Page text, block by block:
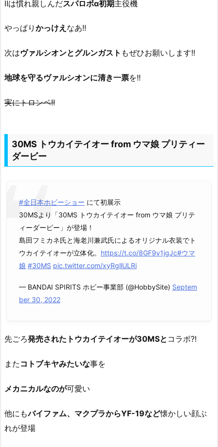
Ⅱは慣れ親しんだスパロボα初期主役機
やっぱり かっけえ なあ!!
次はヴァルシオンとグルンガスト もぜひお願いします!!
地球を守るヴァルシオンに清き一票を!!
実にトロンベ!!
30MS トウカイテイオー from ウマ娘 プリティー
ダービー
#全日本ホビーショー にて初展示
30MSより「30MS トウカイテイオー from ウマ娘 プリテ
ィーダービー」が登場！
島田フミカネ氏と海老川兼武氏によるオリジナル衣装でト
ウカイテイオーが立体化。 https://t.co/8GF9v1jgJc#ウマ
娘 #30MS pic.twitter.com/xyRgllULRi
— BANDAI SPIRITS ホビー事業部 (@HobbySite) Septem
ber 30, 2022
先ごろ発売されたトウカイテイオーが30MSと コラボ?!
また コトブキヤみたいな事を
メカニカルなのが可愛い
他にもバイファム、マクプラからYF-19など懐かしい顔ぶ
れが登場